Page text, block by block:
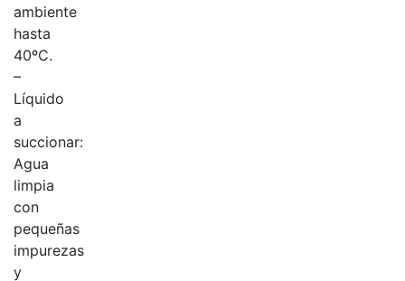
ambiente
hasta
40ºC.
–
Líquido
a
succionar:
Agua
limpia
con
pequeñas
impurezas
y